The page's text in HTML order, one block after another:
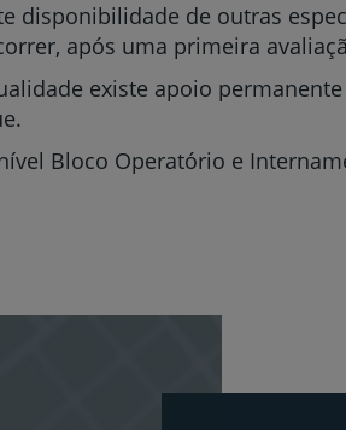
e
Academic Center
profissionais
disponibilidade de outras
após uma primeira
existe apoio
Bloco Operatório e